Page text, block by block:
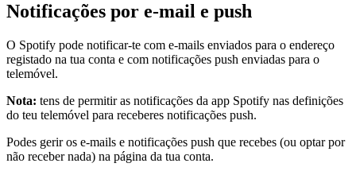
Notificações por e-mail e push
O Spotify pode notificar-te com e-mails enviados para o endereço
registado na tua conta e com notificações push enviadas para o
telemóvel.
Nota: tens de permitir as notificações da app Spotify nas definições
do teu telemóvel para receberes notificações push.
Podes gerir os e-mails e notificações push que recebes (ou optar por
não receber nada) na página da tua conta.